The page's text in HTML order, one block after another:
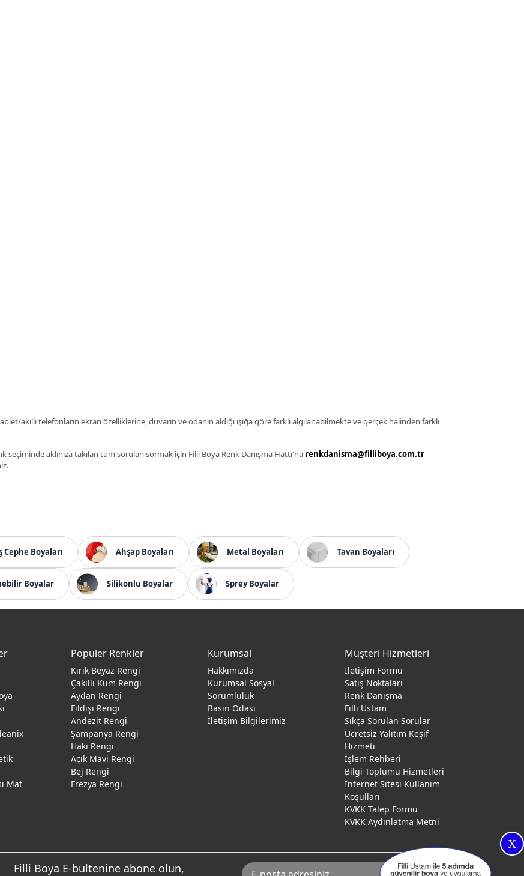
akıllı telefonların ekran özelliklerine, duvarın ve odanın aldığı ışığa göre farklı algılanabilmekte ve gerçek halinden farklı
aklınıza takılan tüm soruları sormak için Filli Boya Renk Danışma Hattı'na renkdanisma@filliboya.com.tr
Cephe Boyaları Ahşap Boyaları Metal Boyaları Tavan Boyaları
Boyalar Silikonlu Boyalar Sprey Boyalar
X
Mat
Popüler Renkler
Kırık Beyaz Rengi
Çakıllı Kum Rengi
Aydan Rengi
Fildişi Rengi
Andezit Rengi
Şampanya Rengi
Haki Rengi
Açık Mavi Rengi
Bej Rengi
Frezya Rengi
Kurumsal
Hakkımızda
Kurumsal Sosyal
Sorumluluk
Basın Odası
İletişim Bilgilerimiz
Müşteri Hizmetleri
İletişim Formu
Satış Noktaları
Renk Danışma
Filli Ustam
Sıkça Sorulan Sorular
Ücretsiz Yalıtım Keşif
Hizmeti
İşlem Rehberi
Bilgi Toplumu Hizmetleri
İnternet Sitesi Kullanım
Koşulları
KVKK Talep Formu
KVKK Aydınlatma Metni
Filli Boya E-bültenine abone olun,